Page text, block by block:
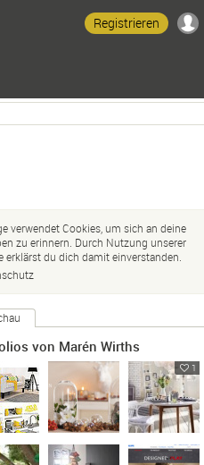
Registrieren
verwendet Cookies, um sich an deine
zu erinnern. Durch Nutzung unserer
erklärst du dich damit einverstanden.
von Marén Wirths
1